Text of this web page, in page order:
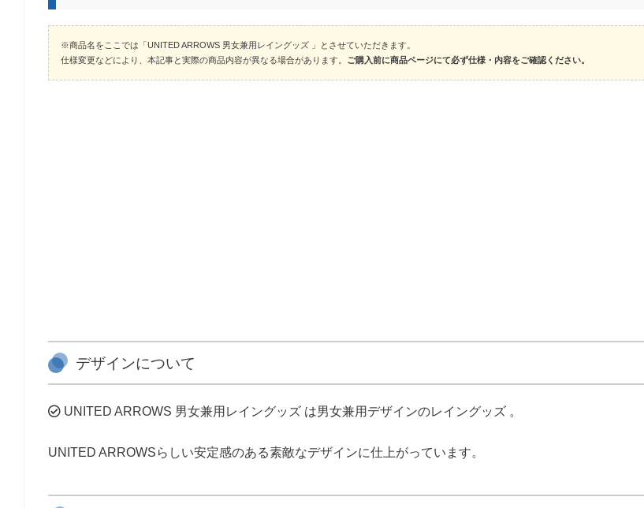
※商品名をここでは「UNITED ARROWS 男女兼用レイングッズ 」とさせていただきます。
仕様変更などにより、本記事と実際の商品内容が異なる場合があります。 ご購入前に商品ページにて必ず仕様・内容をご確認ください。
デザインについて
UNITED ARROWS 男女兼用レイングッズ は男女兼用デザインのレイングッズ 。
UNITED ARROWSらしい安定感のある素敵なデザインに仕上がっています。